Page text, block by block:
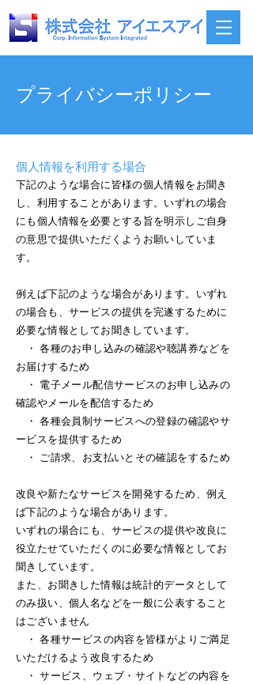
個人情報を利用する場合
下記のような場合に皆様の個人情報をお聞き
し、利用することがあります。いずれの場合
にも個人情報を必要とする旨を明示しご自身
の意思で提供いただくようお願いしていま
す。
例えば下記のような場合があります。いずれ
の場合も、サービスの提供を完遂するために
必要な情報としてお聞きしています。
・ 各種のお申し込みの確認や聴講券などを
お届けするため
・ 電子メール配信サービスのお申し込みの
確認やメールを配信するため
・ 各種会員制サービスへの登録の確認やサ
ービスを提供するため
・ ご請求、お支払いとその確認をするため
改良や新たなサービスを開発するため、例え
ば下記のような場合があります。
いずれの場合にも、サービスの提供や改良に
役立たせていただくのに必要な情報としてお
聞きしています。
また、お聞きした情報は統計的データとして
のみ扱い、個人名などを一般に公表すること
はございません
・ 各種サービスの内容を皆様がよりご満足
いただけるよう改良するため
・ サービス、ウェブ・サイトなどの内容を
​プライバシーポリシー